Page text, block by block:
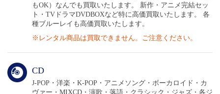
◆フォトアルバム
◆ステッカー
◆各種文房具
もOK）なんでも買取いたします。 新作・アニメ完結セッ
ト・TVドラマDVDBOXなど特に高価買取いたします。 各
種ブルーレイも高価買取いたします。
※レンタル商品は買取できません。ご注意ください。
CD
J-POP・洋楽・K-POP・アニメソング・ボーカロイド・カ
ヴァー・MIXCD・演歌・落語・クラシック・ジャズ・各ジ